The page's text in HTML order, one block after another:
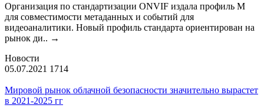
Организация по стандартизации ONVIF издала профиль М
для совместимости метаданных и событий для
видеоаналитики. Новый профиль стандарта ориентирован на
рынок ди.. →
Новости
05.07.2021 1714
Мировой рынок облачной безопасности значительно вырастет
в 2021-2025 гг